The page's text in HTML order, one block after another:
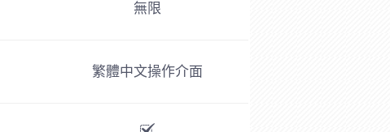
無限
繁體中文操作介面